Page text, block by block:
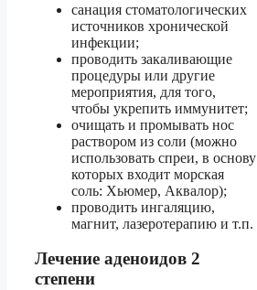
санация стоматологических
источников хронической
инфекции;
проводить закаливающие
процедуры или другие
мероприятия, для того,
чтобы укрепить иммунитет;
очищать и промывать нос
раствором из соли (можно
использовать спреи, в основу
которых входит морская
соль: Хьюмер, Аквалор);
проводить ингаляцию,
магнит, лазеротерапию и т.п.
Лечение аденоидов 2
степени